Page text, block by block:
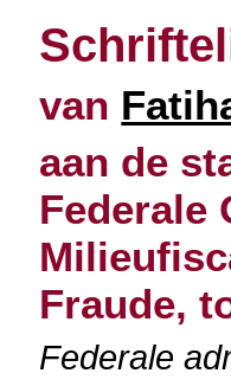
van
aan de
Federale
Fraude,
Federale